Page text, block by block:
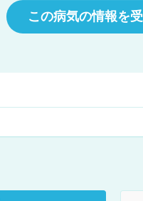
この病気の情報を